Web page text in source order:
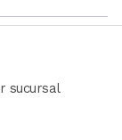
sucursal